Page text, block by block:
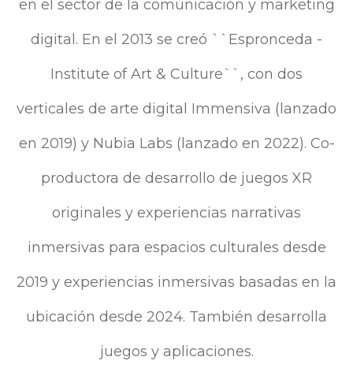
en el sector de la comunicación y marketing
digital. En el 2013 se creó ``Espronceda -
Institute of Art & Culture``, con dos
verticales de arte digital Immensiva (lanzado
en 2019) y Nubia Labs (lanzado en 2022). Co-
productora de desarrollo de juegos XR
originales y experiencias narrativas
inmersivas para espacios culturales desde
2019 y experiencias inmersivas basadas en la
ubicación desde 2024. También desarrolla
juegos y aplicaciones.